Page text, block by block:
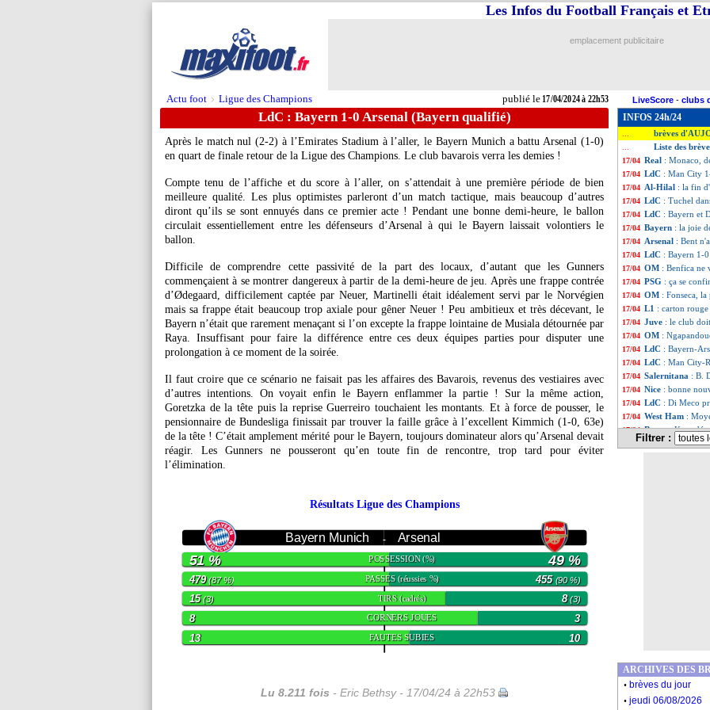
Actu foot > Ligue des Champions publié le17/04/2024 à 22h53
Les Infos du Football Français et
emplacement publicitaire
LiveScore - clubs
LdC : Bayern 1-0 Arsenal (Bayern qualifié)
Après le match nul (2-2) à l’Emirates Stadium à l’aller, le Bayern Munich a battu Arsenal (1-0)
en quart de finale retour de la Ligue des Champions. Le club bavarois verra les demies !
Compte tenu de l’affiche et du score à l’aller, on s’attendait à une première période de bien
meilleure qualité. Les plus optimistes parleront d’un match tactique, mais beaucoup d’autres
diront qu’ils se sont ennuyés dans ce premier acte ! Pendant une bonne demi-heure, le ballon
circulait essentiellement entre les défenseurs d’Arsenal à qui le Bayern laissait volontiers le
ballon.
Difficile de comprendre cette passivité de la part des locaux, d’autant que les Gunners
commençaient à se montrer dangereux à partir de la demi-heure de jeu. Après une frappe contrée
d’Ødegaard, difficilement captée par Neuer, Martinelli était idéalement servi par le Norvégien
mais sa frappe était beaucoup trop axiale pour gêner Neuer ! Peu ambitieux et très décevant, le
Bayern n’était que rarement menaçant si l’on excepte la frappe lointaine de Musiala détournée par
Raya. Insuffisant pour faire la différence entre ces deux équipes parties pour disputer une
prolongation à ce moment de la soirée.
Il faut croire que ce scénario ne faisait pas les affaires des Bavarois, revenus des vestiaires avec
d’autres intentions. On voyait enfin le Bayern enflammer la partie ! Sur la même action,
Goretzka de la tête puis la reprise Guerreiro touchaient les montants. Et à force de pousser, le
pensionnaire de Bundesliga finissait par trouver la faille grâce à l’excellent Kimmich (1-0, 63e)
de la tête ! C’était amplement mérité pour le Bayern, toujours dominateur alors qu’Arsenal devait
réagir. Les Gunners ne pousseront qu’en toute fin de rencontre, trop tard pour éviter
l’élimination.
Résultats Ligue des Champions
Bayern Munich - Arsenal
POSSESSION(%)
51 % 49 %
PASSES(réussies %)
479(87 %) 455(90 %)
TIRS(cadrés)
15(3) 8(3)
CORNERS JOUES
8 3
FAUTES SUBIES
13 10
Lu 8.211 fois - Eric Bethsy - 17/04/24 à 22h53
INFOS 24h/24
brèves
Liste des
17/04 Real : Monaco,
17/04 LdC : Man City
17/04 Al-Hilal : la fin
17/04 LdC : Tuchel
17/04 LdC : Bayern et
17/04 Bayern : la joie
17/04 Arsenal : Bent
17/04 LdC : Bayern 1-
17/04 OM : Benfica ne
17/04 PSG : ça se
17/04 OM : Fonseca,
17/04 L1 : carton
17/04 Juve : le club
17/04 OM :
17/04 LdC : Bayern-
17/04 LdC : Man City-
17/04 Salernitana : B.
17/04 Nice : bonne
17/04 LdC : Di Meco
17/04 West Ham :
17/04 Barça: Koundé
17/04 Barça: R.
: Kane,
17/04 PSG: le départ
17/04 PSG: Luis
17/04 PSG: Mbappé,
Filtrer :
ARCHIVES DES
. brèves du jour
. jeudi 06/08/2026